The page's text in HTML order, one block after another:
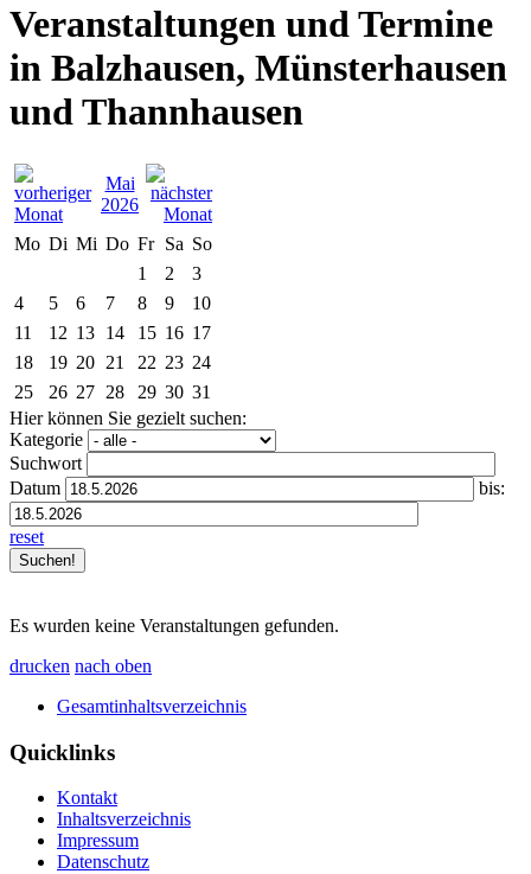
Veranstaltungen und Termine
in Balzhausen, Münsterhausen
und Thannhausen
Mai
2026
Mo Di Mi Do Fr Sa So
1
2
3
4
5 6 7 8 9
10
11
12 13 14 15 16 17
18
19 20 21 22 23 24
25
26 27 28 29 30 31
Hier können Sie gezielt suchen:
Kategorie
Suchwort
Datum
bis:
reset
Es wurden keine Veranstaltungen gefunden.
drucken nach oben
Gesamtinhaltsverzeichnis
Quicklinks
Kontakt
Inhaltsverzeichnis
Impressum
Datenschutz